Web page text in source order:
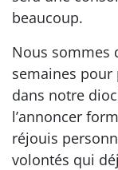
beaucoup.
Nous sommes
semaines pour
dans notre
l’annoncer
réjouis
volontés qui